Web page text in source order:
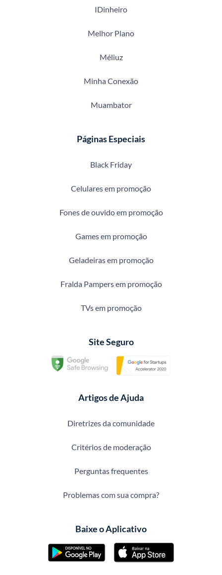
IDinheiro
Melhor Plano
Méliuz
Minha Conexão
Muambator
Páginas Especiais
Black Friday
Celulares em promoção
Fones de ouvido em promoção
Games em promoção
Geladeiras em promoção
Fralda Pampers em promoção
TVs em promoção
Site Seguro
Artigos de Ajuda
Diretrizes da comunidade
Critérios de moderação
Perguntas frequentes
Problemas com sua compra?
Baixe o Aplicativo